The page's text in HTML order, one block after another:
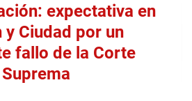
expectativa en
y Ciudad por un
fallo de la Corte
Suprema